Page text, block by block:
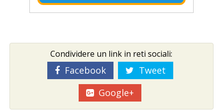
Condividere un link in reti sociali:
Facebook
Tweet
Google+